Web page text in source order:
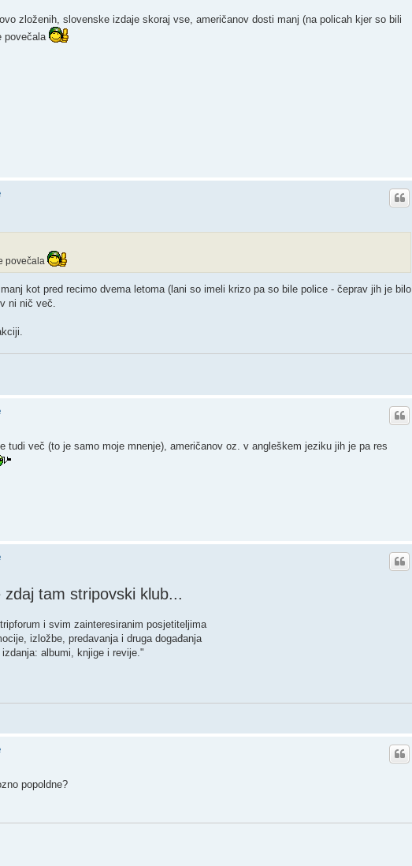
zloženih, slovenske izdaje skoraj vse, američanov dosti manj (na policah kjer so bili
povečala
povečala
kot pred recimo dvema letoma (lani so imeli krizo pa so bile police - čeprav jih je bilo
ni nič več.
več (to je samo moje mnenje), američanov oz. v angleškem jeziku jih je pa res
tam stripovski klub...
i svim zainteresiranim posjetiteljima
izložbe, predavanja i druga događanja
albumi, knjige i revije."
popoldne?